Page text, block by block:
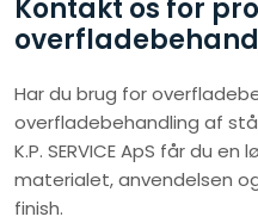
Kontakt os for
Har du brug for
overfladebehandling af
K.P. SERVICE ApS får du
materialet, anvendelsen
finish.